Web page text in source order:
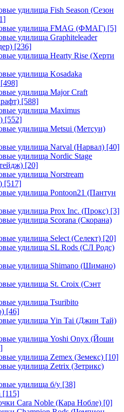
удилища Fish Season (Сезон
удилища FMAG (ФМАГ) [5]
удилища Graphiteleader
[236]
удилища Hearty Rise (Херти
удилища Kosadaka
[498]
удилища Major Craft
[588]
удилища Maximus
[552]
удилища Metsui (Метсуи)
удилища Narval (Нарвал) [40]
удилища Nordic Stage
[20]
удилища Norstream
[517]
удилища Pontoon21 (Пантун
удилища Prox Inc. (Прокс) [3]
удилища Scorana (Скорана)
удилища Select (Селект) [20]
удилища SL Rods (СЛ Родс)
удилища Shimano (Шимано)
удилища St. Croix (Сэнт
удилища Tsuribito
[46]
удилища Yin Tai (Джин Тай)
удилища Yoshi Onyx (Йоши
удилища Zemex (Земекс) [10]
удилища Zetrix (Зетрикс)
удилища б/у [38]
[115]
Cara Noble (Кара Нобле) [0]